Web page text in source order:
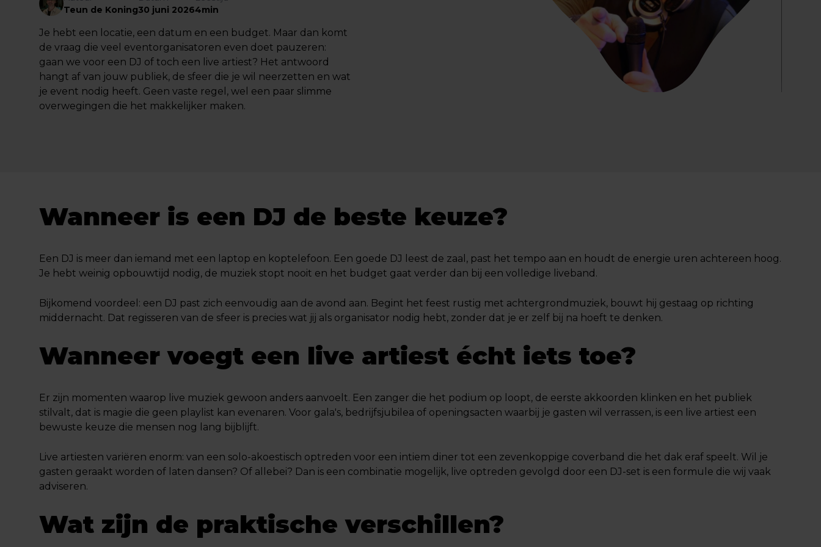
Teun de Koning30 juni 20264min
Je hebt een locatie, een datum en een budget. Maar dan komt
de vraag die veel eventorganisatoren even doet pauzeren:
gaan we voor een DJ of toch een live artiest? Het antwoord
hangt af van jouw publiek, de sfeer die je wil neerzetten en wat
je event nodig heeft. Geen vaste regel, wel een paar slimme
overwegingen die het makkelijker maken.
Wanneer is een DJ de beste keuze?
Een DJ is meer dan iemand met een laptop en koptelefoon. Een goede DJ leest de zaal, past het tempo aan en houdt de energie uren achtereen hoog.
Je hebt weinig opbouwtijd nodig, de muziek stopt nooit en het budget gaat verder dan bij een volledige liveband.
Bijkomend voordeel: een DJ past zich eenvoudig aan de avond aan. Begint het feest rustig met achtergrondmuziek, bouwt hij gestaag op richting
middernacht. Dat regisseren van de sfeer is precies wat jij als organisator nodig hebt, zonder dat je er zelf bij na hoeft te denken.
Wanneer voegt een live artiest écht iets toe?
Er zijn momenten waarop live muziek gewoon anders aanvoelt. Een zanger die het podium op loopt, de eerste akkoorden klinken en het publiek
stilvalt, dat is magie die geen playlist kan evenaren. Voor gala's, bedrijfsjubilea of openingsacten waarbij je gasten wil verrassen, is een live artiest een
bewuste keuze die mensen nog lang bijblijft.
Live artiesten variëren enorm: van een solo-akoestisch optreden voor een intiem diner tot een zevenkoppige coverband die het dak eraf speelt. Wil je
gasten geraakt worden of laten dansen? Of allebei? Dan is een combinatie mogelijk, live optreden gevolgd door een DJ-set is een formule die wij vaak
adviseren.
Wat zijn de praktische verschillen?